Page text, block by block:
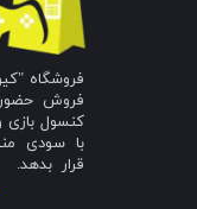
فروش
کنسول بازی
با سودی
قرار بدهد.